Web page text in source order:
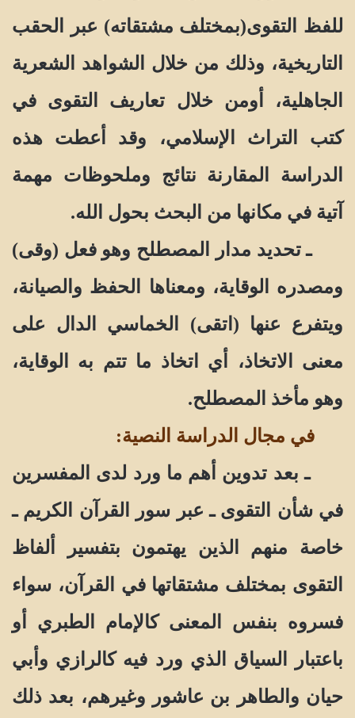
للفظ التقوى(بمختلف مشتقاته) عبر الحقب
التاريخية، وذلك من خلال الشواهد الشعرية
الجاهلية، أومن خلال تعاريف التقوى في
كتب التراث الإسلامي، وقد أعطت هذه
الدراسة المقارنة نتائج وملحوظات مهمة
آتية في مكانها من البحث بحول الله.
ـ تحديد مدار المصطلح وهو فعل (وقى)
ومصدره الوقاية، ومعناها الحفظ والصيانة،
ويتفرع عنها (اتقى) الخماسي الدال على
معنى الاتخاذ، أي اتخاذ ما تتم به الوقاية،
وهو مأخذ المصطلح.
في مجال الدراسة النصية:
ـ بعد تدوين أهم ما ورد لدى المفسرين
في شأن التقوى ـ عبر سور القرآن الكريم ـ
خاصة منهم الذين يهتمون بتفسير ألفاظ
التقوى بمختلف مشتقاتها في القرآن، سواء
فسروه بنفس المعنى كالإمام الطبري أو
باعتبار السياق الذي ورد فيه كالرازي وأبي
حيان والطاهر بن عاشور وغيرهم، بعد ذلك